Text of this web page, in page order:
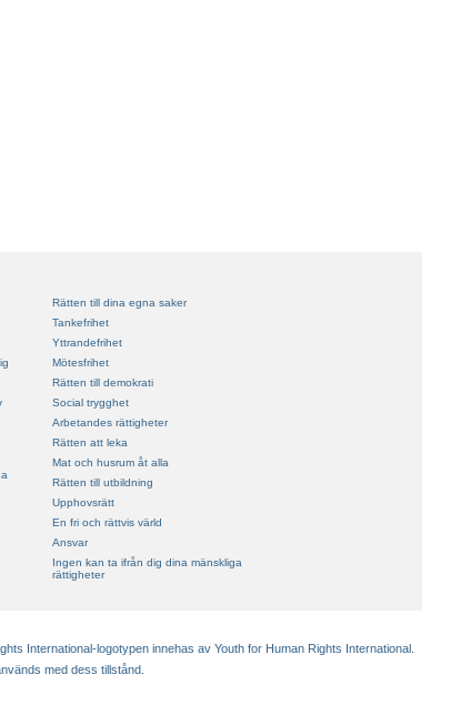
Rätten till dina egna saker
Tankefrihet
Yttrandefrihet
Mötesfrihet
Rätten till demokrati
Social trygghet
Arbetandes rättigheter
Rätten att leka
Mat och husrum åt alla
Rätten till utbildning
Upphovsrätt
En fri och rättvis värld
Ansvar
Ingen kan ta ifrån dig dina mänskliga
rättigheter
International-logotypen innehas av Youth for Human Rights International.
med dess tillstånd.